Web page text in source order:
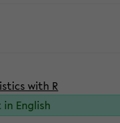
with R
English